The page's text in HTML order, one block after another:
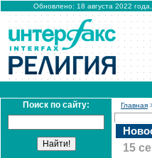
Обновлено: 18 августа 2022
Поиск по сайту: Главная
15